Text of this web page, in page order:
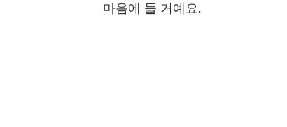
마음에 들 거예요.